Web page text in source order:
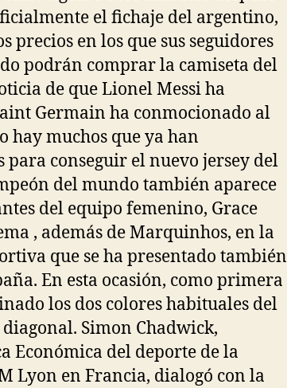
el fichaje del argentino,
precios en los que sus seguidores
podrán comprar la camiseta del
de que Lionel Messi ha
Germain ha conmocionado al
hay muchos que ya han
conseguir el nuevo jersey del
del mundo también aparece
del equipo femenino, Grace
, además de Marquinhos, en la
que se ha presentado también
En esta ocasión, como primera
los dos colores habituales del
Simon Chadwick,
Económica del deporte de la
Lyon en Francia, dialogó con la